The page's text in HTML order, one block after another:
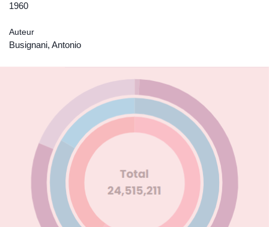
1960
Auteur
Busignani, Antonio